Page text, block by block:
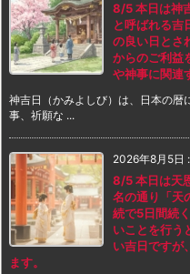
8/5 本日は神
と呼ばれる吉
の良い日とさ
からのご利益
や神事に関連
神吉日（かみよしび）は、日本の暦
事、祈願な ...
2026年8月5日 :
8/5 本日は天
名の通り「天
続で5日間続
いことを行う
い吉日ですが
ます。